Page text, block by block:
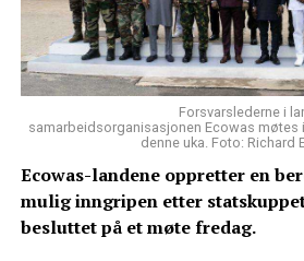
Forsvarslederne i
samarbeidsorganisasjonen Ecowas møtes
denne uka. Foto: Richard
Ecowas-landene oppretter en
mulig inngripen etter
besluttet på et møte fredag.